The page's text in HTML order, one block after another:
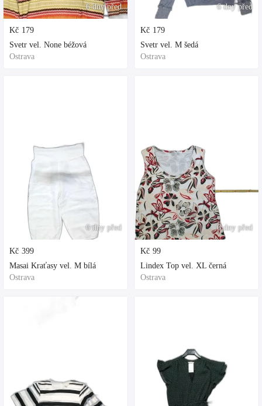
6 dny před
Kč 179
Svetr vel. None béžová
Ostrava
6 dny před
Kč 399
Masai Kraťasy vel. M bílá
Ostrava
6 dny před
Kč 179
Svetr vel. M šedá
Ostrava
6 dny před
Kč 99
Lindex Top vel. XL černá
Ostrava